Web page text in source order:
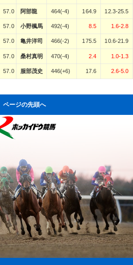
57.0 阿部龍 464(-4) 164.9 12.3-25.5
57.0 小野楓馬 492(-4) 8.5 1.6-2.8
57.0 亀井洋司 466(-2) 175.5 10.6-21.9
57.0 桑村真明 470(-4) 2.4 1.0-1.3
57.0 服部茂史 446(+6) 17.6 2.6-5.0
ページの先頭へ